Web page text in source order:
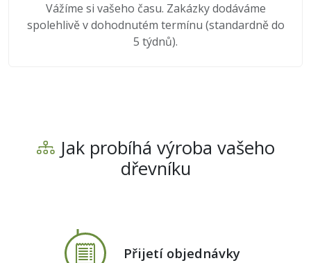
Vážíme si vašeho času. Zakázky dodáváme
spolehlivě v dohodnutém termínu (standardně do
5 týdnů).
Jak probíhá výroba vašeho
dřevníku
Přijetí objednávky